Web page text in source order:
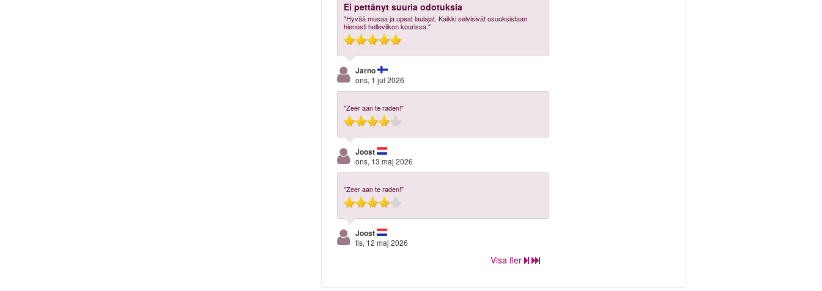
Ei pettänyt suuria odotuksia
"Hyvää musaa ja upeat laulajat. Kaikki selvisivät osuuksistaan
hienosti helleviikon kourissa."
Jarno
ons, 1 jul 2026
"Zeer aan te raden!"
Joost
ons, 13 maj 2026
"Zeer aan te raden!"
Joost
tis, 12 maj 2026
Visa fler